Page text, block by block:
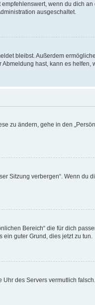
wenn du dich
ausgeschaltet.
bleibst. Außerdem
hast, kann es helfen,
zu ändern, gehe in den
Sitzung verbergen“. Wenn du
Bereich“ die für dich
ein guter Grund, dies jetzt zu tun.
des Servers vermutlich